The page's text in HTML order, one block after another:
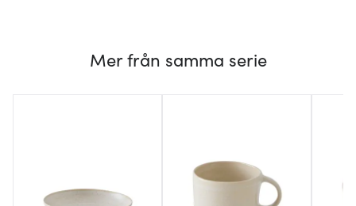
Mer från samma serie